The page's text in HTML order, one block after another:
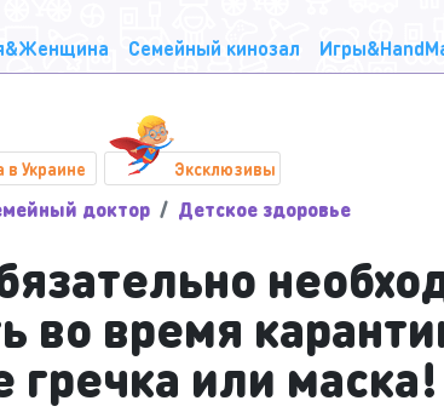
Семейный кинозал
в Украине Эксклюзивы
доктор Детское здоровье
во время
гречка или маска!